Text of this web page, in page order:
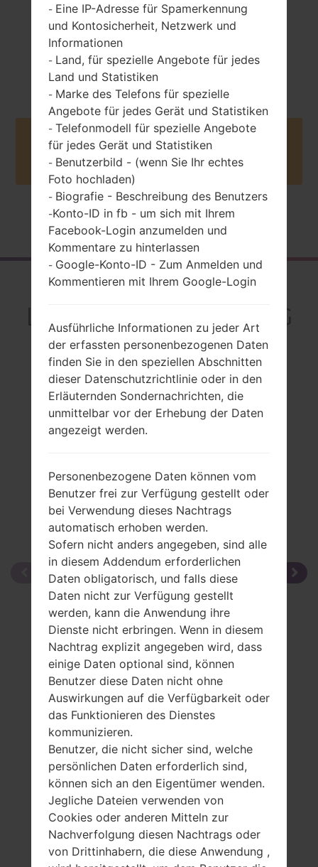
Unknown
Juli, 2014
Buy accessories on Amazon
Rückblick
LGL24(LGL24) akaLG
G2 Isai
Vergleiche
Spezifikation
- Eine IP-Adresse für Spamerkennung
und Kontosicherheit, Netzwerk und
Informationen
- Land, für spezielle Angebote für jedes
Land und Statistiken
- Marke des Telefons für spezielle
Angebote für jedes Gerät und Statistiken
- Telefonmodell für spezielle Angebote
für jedes Gerät und Statistiken
- Benutzerbild - (wenn Sie Ihr echtes
Foto hochladen)
- Biografie - Beschreibung des Benutzers
-Konto-ID in fb - um sich mit Ihrem
Facebook-Login anzumelden und
Kommentare zu hinterlassen
- Google-Konto-ID - Zum Anmelden und
Kommentieren mit Ihrem Google-Login
Ausführliche Informationen zu jeder Art
der erfassten personenbezogenen Daten
finden Sie in den speziellen Abschnitten
dieser Datenschutzrichtlinie oder in den
Erläuternden Sondernachrichten, die
unmittelbar vor der Erhebung der Daten
angezeigt werden.
Personenbezogene Daten können vom
Benutzer frei zur Verfügung gestellt oder
bei Verwendung dieses Nachtrags
automatisch erhoben werden.
Sofern nicht anders angegeben, sind alle
in diesem Addendum erforderlichen
Daten obligatorisch, und falls diese
Daten nicht zur Verfügung gestellt
werden, kann die Anwendung ihre
Dienste nicht erbringen. Wenn in diesem
Nachtrag explizit angegeben wird, dass
einige Daten optional sind, können
Benutzer diese Daten nicht ohne
Auswirkungen auf die Verfügbarkeit oder
das Funktionieren des Dienstes
kommunizieren.
Benutzer, die nicht sicher sind, welche
persönlichen Daten erforderlich sind,
können sich an den Eigentümer wenden.
Jegliche Dateien verwenden von
Cookies oder anderen Mitteln zur
Nachverfolgung diesen Nachtrags oder
von Drittinhabern, die diese Anwendung ,